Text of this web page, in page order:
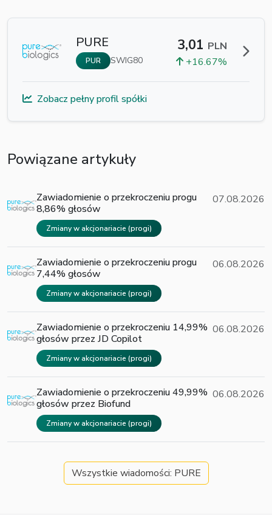
PURE
PUR SWIG80
3,01 PLN
+16.67%
Zobacz pełny profil spółki
Powiązane artykuły
Zawiadomienie o przekroczeniu progu
8,86% głosów
Zmiany w akcjonariacie (progi)
07.08.2026
Zawiadomienie o przekroczeniu progu
7,44% głosów
Zmiany w akcjonariacie (progi)
06.08.2026
Zawiadomienie o przekroczeniu 14,99%
głosów przez JD Copilot
Zmiany w akcjonariacie (progi)
06.08.2026
Zawiadomienie o przekroczeniu 49,99%
głosów przez Biofund
Zmiany w akcjonariacie (progi)
06.08.2026
Wszystkie wiadomości: PURE